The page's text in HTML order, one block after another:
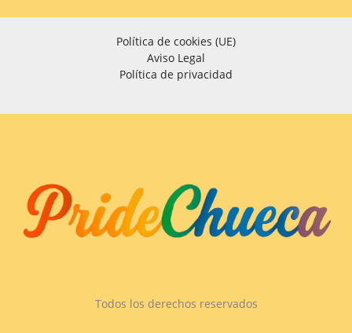
Política de cookies (UE)
Aviso Legal
Política de privacidad
Todos los derechos reservados